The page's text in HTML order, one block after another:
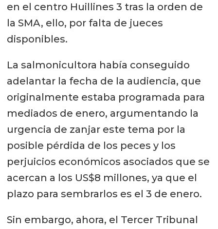
en el centro Huillines 3 tras la orden de
la SMA, ello, por falta de jueces
disponibles.
La salmonicultora había conseguido
adelantar la fecha de la audiencia, que
originalmente estaba programada para
mediados de enero, argumentando la
urgencia de zanjar este tema por la
posible pérdida de los peces y los
perjuicios económicos asociados que se
acercan a los US$8 millones, ya que el
plazo para sembrarlos es el 3 de enero.
Sin embargo, ahora, el Tercer Tribunal